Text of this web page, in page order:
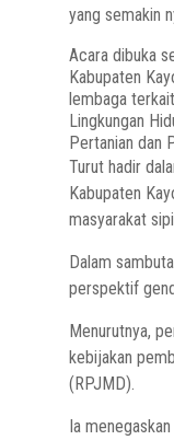
yang semakin
Acara dibuka
Kabupaten
lembaga
Lingkungan
Pertanian dan
Turut hadir
Kabupaten
masyarakat
Dalam
perspektif
Menurutnya,
kebijakan
(RPJMD).
Ia